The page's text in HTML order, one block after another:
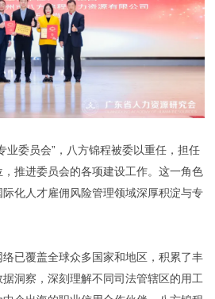
业委员会”，八方锦程被委以重任，担任
推进委员会的各项建设工作。这一角色
化人才雇佣风险管理领域深厚积淀与专
已覆盖全球众多国家和地区，积累了丰
洞察，深刻理解不同司法管辖区的用工